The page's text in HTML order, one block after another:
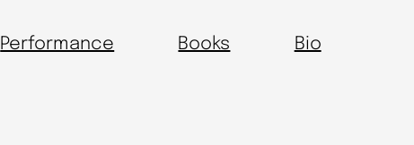
Performance Books Bio